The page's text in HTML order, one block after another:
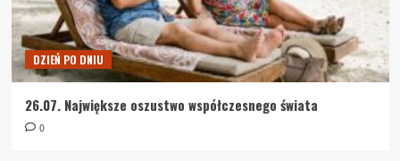
DZIEŃ PO DNIU
26.07. Największe oszustwo współczesnego świata
0